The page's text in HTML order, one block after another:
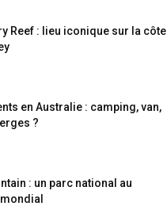
Reef : lieu iconique sur la côte
en Australie : camping, van,
?
: un parc national au